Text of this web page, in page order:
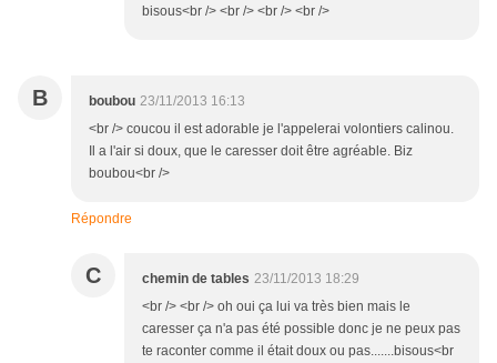
bisous<br /> <br /> <br /> <br />
B boubou 23/11/2013 16:13
<br /> coucou il est adorable je l'appelerai volontiers calinou.
Il a l'air si doux, que le caresser doit être agréable. Biz
boubou<br />
Répondre
C chemin de tables 23/11/2013 18:29
<br /> <br /> oh oui ça lui va très bien mais le
caresser ça n'a pas été possible donc je ne peux pas
te raconter comme il était doux ou pas.......bisous<br